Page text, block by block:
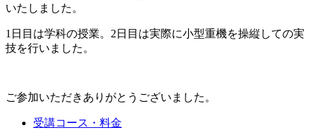
いたしました。
1日目は学科の授業。2日目は実際に小型重機を操縦しての実
技を行いました。
ご参加いただきありがとうございました。
受講コース・料金